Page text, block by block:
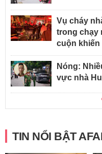
Vụ cháy
trong chạy
cuộn khiến
Nóng:
vực nhà
TIN NỔI BẬT